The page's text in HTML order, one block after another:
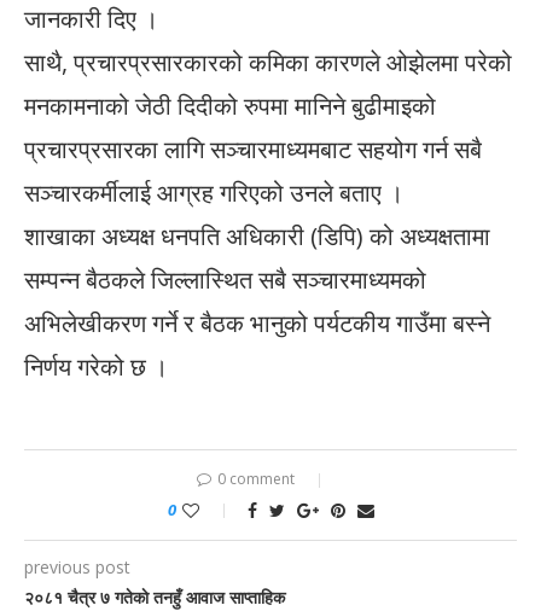
जानकारी दिए ।
साथै, प्रचारप्रसारकारको कमिका कारणले ओझेलमा परेको
मनकामनाको जेठी दिदीको रुपमा मानिने बुढीमाइको
प्रचारप्रसारका लागि सञ्चारमाध्यमबाट सहयोग गर्न सबै
सञ्चारकर्मीलाई आग्रह गरिएको उनले बताए ।
शाखाका अध्यक्ष धनपति अधिकारी (डिपि) को अध्यक्षतामा
सम्पन्न बैठकले जिल्लास्थित सबै सञ्चारमाध्यमको
अभिलेखीकरण गर्ने र बैठक भानुको पर्यटकीय गाउँमा बस्ने
निर्णय गरेको छ ।
0 comment
0
previous post
२०८१ चैत्र ७ गतेकाे तनहुँ आवाज साप्ताहिक